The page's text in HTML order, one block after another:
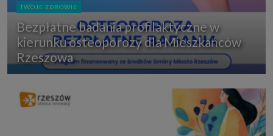
TWOJE ZDROWIE
Bezpłatne badania profilaktyczne w
kierunku osteoporozy dla Mieszkańców
Rzeszowa